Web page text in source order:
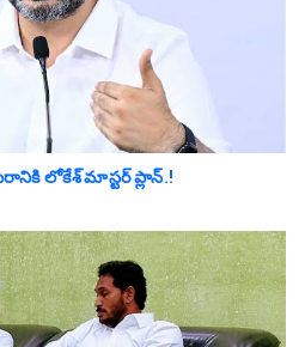
లోకేశ్ మాస్ట‌ర్ ప్లాన్‌.!